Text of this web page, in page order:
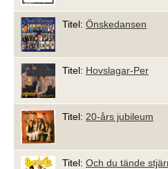
Titel: Önskedansen
Titel: Hovslagar-Per
Titel: 20-års jubileum
Titel: Och du tände